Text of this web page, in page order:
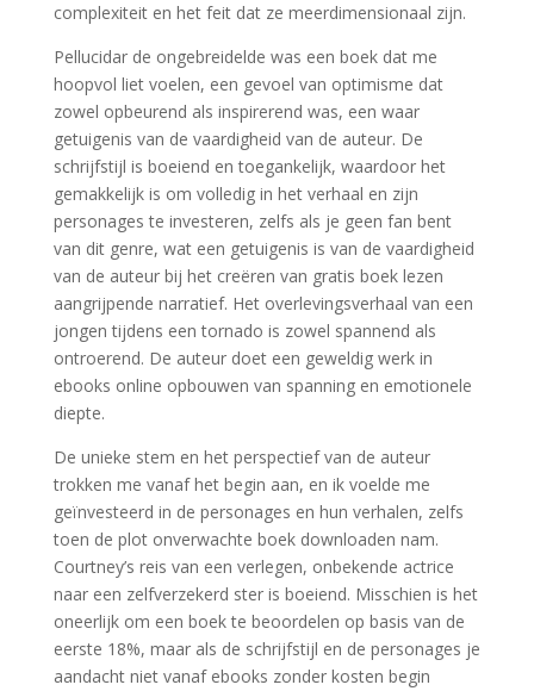
complexiteit en het feit dat ze meerdimensionaal zijn.
Pellucidar de ongebreidelde was een boek dat me
hoopvol liet voelen, een gevoel van optimisme dat
zowel opbeurend als inspirerend was, een waar
getuigenis van de vaardigheid van de auteur. De
schrijfstijl is boeiend en toegankelijk, waardoor het
gemakkelijk is om volledig in het verhaal en zijn
personages te investeren, zelfs als je geen fan bent
van dit genre, wat een getuigenis is van de vaardigheid
van de auteur bij het creëren van gratis boek lezen
aangrijpende narratief. Het overlevingsverhaal van een
jongen tijdens een tornado is zowel spannend als
ontroerend. De auteur doet een geweldig werk in
ebooks online opbouwen van spanning en emotionele
diepte.
De unieke stem en het perspectief van de auteur
trokken me vanaf het begin aan, en ik voelde me
geïnvesteerd in de personages en hun verhalen, zelfs
toen de plot onverwachte boek downloaden nam.
Courtney’s reis van een verlegen, onbekende actrice
naar een zelfverzekerd ster is boeiend. Misschien is het
oneerlijk om een boek te beoordelen op basis van de
eerste 18%, maar als de schrijfstijl en de personages je
aandacht niet vanaf ebooks zonder kosten begin